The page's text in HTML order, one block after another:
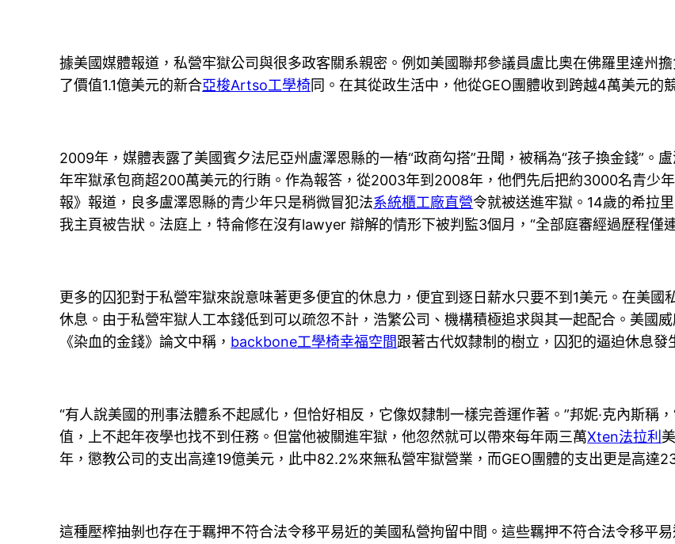
據美國媒體報道，私營牢獄公司與很多政客關系親密。例如美國聯邦參議員盧比奧在佛羅里達州
了價值1.1億美元的新合亞梭Artso工學椅同。在其從政生活中，他從GEO團體收到跨越4萬美元的
2009年，媒體表露了美國賓夕法尼亞州盧澤恩縣的一樁“政商勾搭”丑聞，被稱為“孩子換金錢”。
年牢獄承包商超200萬美元的行賄。作為報答，從2003年到2008年，他們先后把約3000名青少
報》報道，良多盧澤恩縣的青少年只是稍微冒犯法系統櫃工廠直營令就被送進牢獄。14歲的希拉
我主頁被告狀。法庭上，特侖修在沒有lawyer 辯解的情形下被判監3個月，“全部庭審經過歷程僅連
更多的囚犯對于私營牢獄來說意味著更多便宜的休息力，便宜到逐日薪水只要不到1美元。在美
休息。由于私營牢獄人工本錢低到可以疏忽不計，浩繁公司、機構積極追求與其一起配合。美國
《染血的金錢》論文中稱， backbone工學椅幸福空間跟著古代奴隸制的樹立，囚犯的逼迫休息發
“有人說美國的刑事法體系不起感化，但恰好相反，它像奴隸制一樣完善運作著。”邦妮·克內斯稱
值，上不起年夜學也找不到任務。但當他被關進牢獄，他忽然就可以帶來每年兩三萬Xten法拉利
年，懲教公司的支出高達19億美元，此中82.2%來無私營牢獄營業，而GEO團體的支出更是高達
這種壓榨抽剝也存在于羈押不符合法令移平易近的美國私營拘留中間。這些羈押不符合法令移平